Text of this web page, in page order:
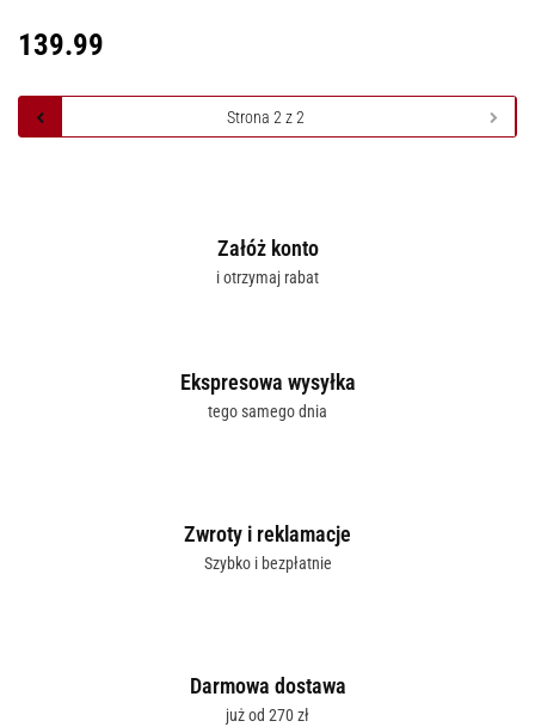
139.99
Załóż konto
i otrzymaj rabat
Ekspresowa wysyłka
tego samego dnia
Zwroty i reklamacje
Szybko i bezpłatnie
Darmowa dostawa
już od 270 zł